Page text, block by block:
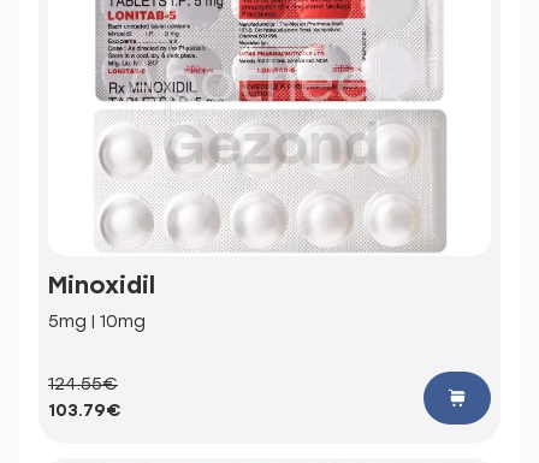
Minoxidil
5mg | 10mg
124.55€
103.79€